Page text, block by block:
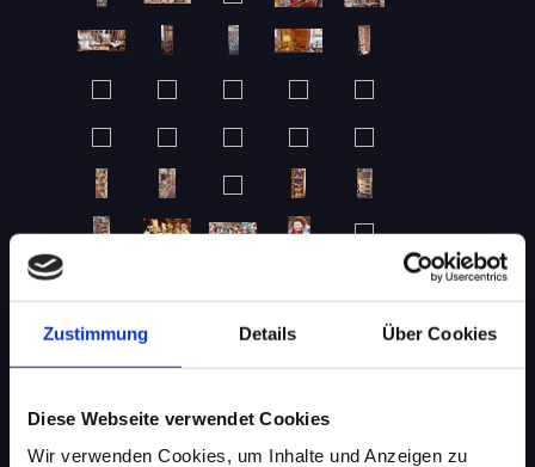
Zustimmung Details Über Cookies
Diese Webseite verwendet Cookies
Wir verwenden Cookies, um Inhalte und Anzeigen zu